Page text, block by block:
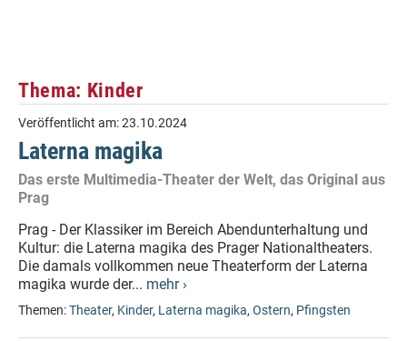
Thema: Kinder
Veröffentlicht am:23.10.2024
Laterna magika
Das erste Multimedia-Theater der Welt, das Original aus
Prag
Prag - Der Klassiker im Bereich Abendunterhaltung und
Kultur: die Laterna magika des Prager Nationaltheaters.
Die damals vollkommen neue Theaterform der Laterna
magika wurde der... mehr ›
Themen:Theater, Kinder, Laterna magika, Ostern, Pfingsten